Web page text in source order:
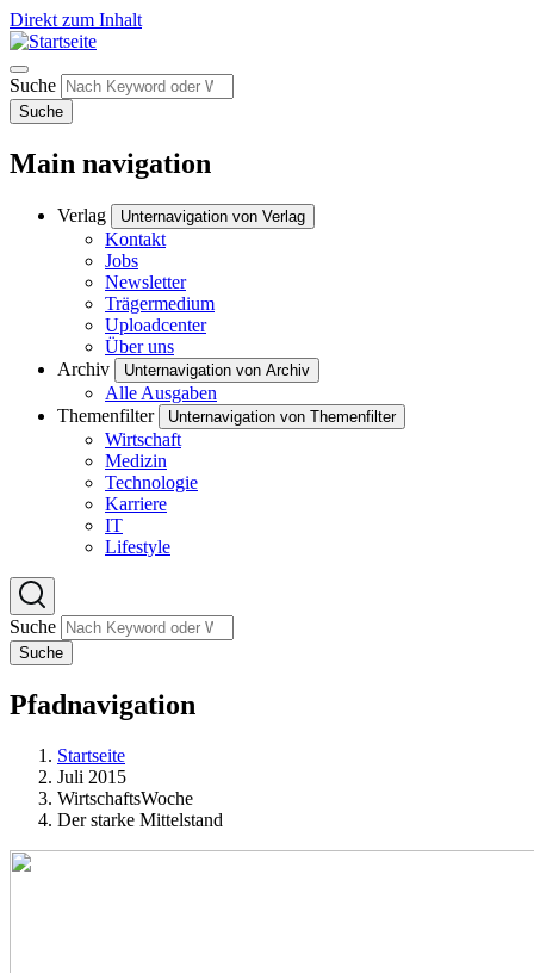
Direkt zum Inhalt
Suche
Suche
Main navigation
Verlag Unternavigation von Verlag
Kontakt
Jobs
Newsletter
Trägermedium
Uploadcenter
Über uns
Archiv
Unternavigation von Archiv
Alle Ausgaben
Themenfilter
Unternavigation von Themenfilter
Wirtschaft
Medizin
Technologie
Karriere
IT
Lifestyle
Suche
Suche
Pfadnavigation
Startseite
Juli 2015
WirtschaftsWoche
Der starke Mittelstand